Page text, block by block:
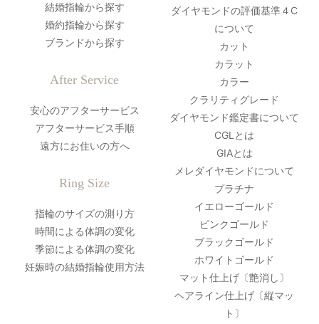
結婚指輪から探す
婚約指輪から探す
ブランドから探す
After Service
安心のアフターサービス
アフターサービス手順
遠方にお住いの方へ
Ring Size
指輪のサイズの測り方
時間による体調の変化
季節による体調の変化
妊娠時の結婚指輪使用方法
ダイヤモンドの評価基準４C
について
カット
カラット
カラー
クラリティグレード
ダイヤモンド鑑定書について
CGLとは
GIAとは
メレダイヤモンドについて
プラチナ
イエローゴールド
ピンクゴールド
ブラックゴールド
ホワイトゴールド
マット仕上げ〔艶消し〕
ヘアライン仕上げ〔縦マッ
ト〕